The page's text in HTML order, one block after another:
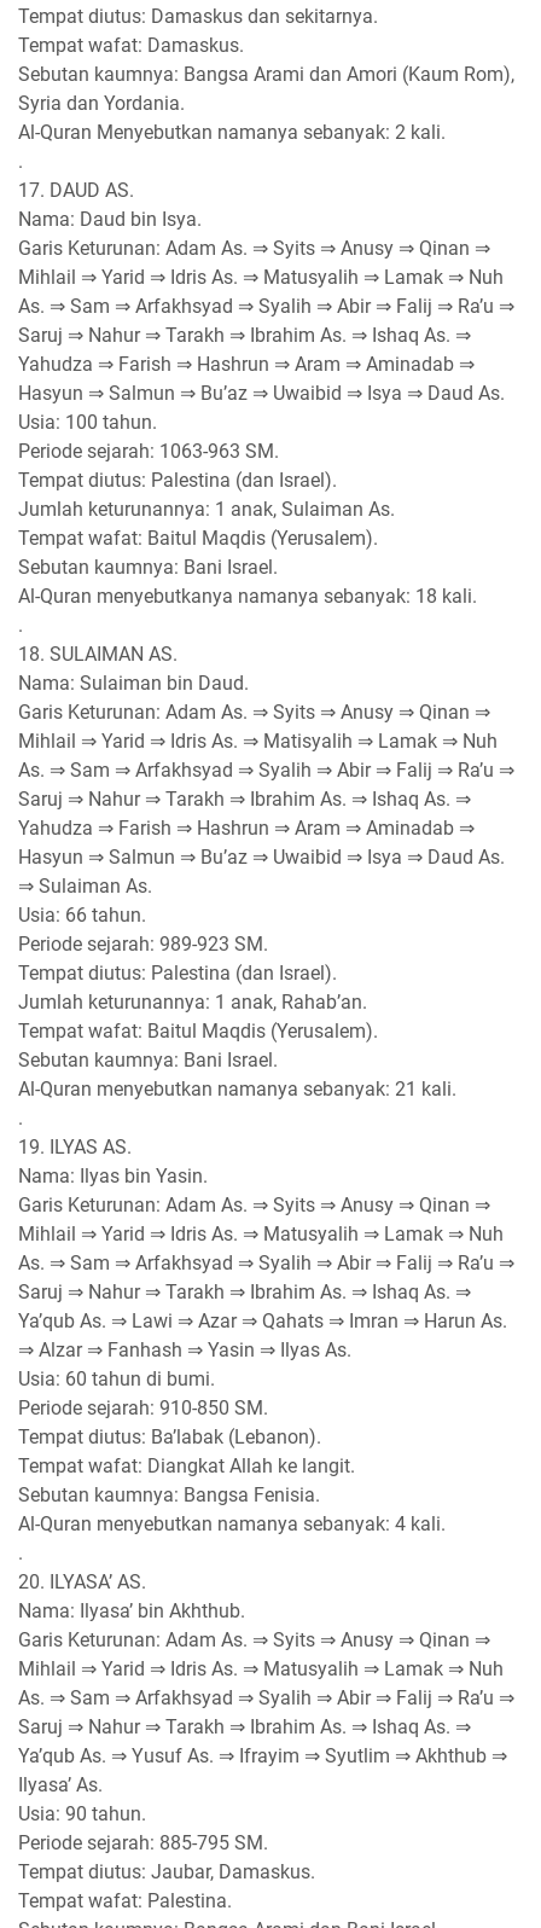
Tempat diutus: Damaskus dan sekitarnya.
Tempat wafat: Damaskus.
Sebutan kaumnya: Bangsa Arami dan Amori (Kaum Rom),
Syria dan Yordania.
Al-Quran Menyebutkan namanya sebanyak: 2 kali.
.
17. DAUD AS.
Nama: Daud bin Isya.
Garis Keturunan: Adam As. ⇒ Syits ⇒ Anusy ⇒ Qinan ⇒
Mihlail ⇒ Yarid ⇒ Idris As. ⇒ Matusyalih ⇒ Lamak ⇒ Nuh
As. ⇒ Sam ⇒ Arfakhsyad ⇒ Syalih ⇒ Abir ⇒ Falij ⇒ Ra’u ⇒
Saruj ⇒ Nahur ⇒ Tarakh ⇒ Ibrahim As. ⇒ Ishaq As. ⇒
Yahudza ⇒ Farish ⇒ Hashrun ⇒ Aram ⇒ Aminadab ⇒
Hasyun ⇒ Salmun ⇒ Bu’az ⇒ Uwaibid ⇒ Isya ⇒ Daud As.
Usia: 100 tahun.
Periode sejarah: 1063-963 SM.
Tempat diutus: Palestina (dan Israel).
Jumlah keturunannya: 1 anak, Sulaiman As.
Tempat wafat: Baitul Maqdis (Yerusalem).
Sebutan kaumnya: Bani Israel.
Al-Quran menyebutkanya namanya sebanyak: 18 kali.
.
18. SULAIMAN AS.
Nama: Sulaiman bin Daud.
Garis Keturunan: Adam As. ⇒ Syits ⇒ Anusy ⇒ Qinan ⇒
Mihlail ⇒ Yarid ⇒ Idris As. ⇒ Matisyalih ⇒ Lamak ⇒ Nuh
As. ⇒ Sam ⇒ Arfakhsyad ⇒ Syalih ⇒ Abir ⇒ Falij ⇒ Ra’u ⇒
Saruj ⇒ Nahur ⇒ Tarakh ⇒ Ibrahim As. ⇒ Ishaq As. ⇒
Yahudza ⇒ Farish ⇒ Hashrun ⇒ Aram ⇒ Aminadab ⇒
Hasyun ⇒ Salmun ⇒ Bu’az ⇒ Uwaibid ⇒ Isya ⇒ Daud As.
⇒ Sulaiman As.
Usia: 66 tahun.
Periode sejarah: 989-923 SM.
Tempat diutus: Palestina (dan Israel).
Jumlah keturunannya: 1 anak, Rahab’an.
Tempat wafat: Baitul Maqdis (Yerusalem).
Sebutan kaumnya: Bani Israel.
Al-Quran menyebutkan namanya sebanyak: 21 kali.
.
19. ILYAS AS.
Nama: Ilyas bin Yasin.
Garis Keturunan: Adam As. ⇒ Syits ⇒ Anusy ⇒ Qinan ⇒
Mihlail ⇒ Yarid ⇒ Idris As. ⇒ Matusyalih ⇒ Lamak ⇒ Nuh
As. ⇒ Sam ⇒ Arfakhsyad ⇒ Syalih ⇒ Abir ⇒ Falij ⇒ Ra’u ⇒
Saruj ⇒ Nahur ⇒ Tarakh ⇒ Ibrahim As. ⇒ Ishaq As. ⇒
Ya’qub As. ⇒ Lawi ⇒ Azar ⇒ Qahats ⇒ Imran ⇒ Harun As.
⇒ Alzar ⇒ Fanhash ⇒ Yasin ⇒ Ilyas As.
Usia: 60 tahun di bumi.
Periode sejarah: 910-850 SM.
Tempat diutus: Ba’labak (Lebanon).
Tempat wafat: Diangkat Allah ke langit.
Sebutan kaumnya: Bangsa Fenisia.
Al-Quran menyebutkan namanya sebanyak: 4 kali.
.
20. ILYASA’ AS.
Nama: Ilyasa’ bin Akhthub.
Garis Keturunan: Adam As. ⇒ Syits ⇒ Anusy ⇒ Qinan ⇒
Mihlail ⇒ Yarid ⇒ Idris As. ⇒ Matusyalih ⇒ Lamak ⇒ Nuh
As. ⇒ Sam ⇒ Arfakhsyad ⇒ Syalih ⇒ Abir ⇒ Falij ⇒ Ra’u ⇒
Saruj ⇒ Nahur ⇒ Tarakh ⇒ Ibrahim As. ⇒ Ishaq As. ⇒
Ya’qub As. ⇒ Yusuf As. ⇒ Ifrayim ⇒ Syutlim ⇒ Akhthub ⇒
Ilyasa’ As.
Usia: 90 tahun.
Periode sejarah: 885-795 SM.
Tempat diutus: Jaubar, Damaskus.
Tempat wafat: Palestina.